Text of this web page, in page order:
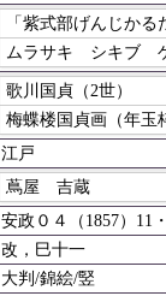
「紫式部げんじか
ムラサキ シキブ
歌川国貞（2世）
梅蝶楼国貞画（年玉
江戸
蔦屋 吉蔵
安政０４（1857）11・
改，巳十一
大判/錦絵/竪